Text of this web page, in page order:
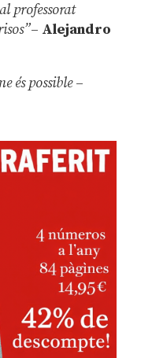
professorat
– Alejandro
és possible –